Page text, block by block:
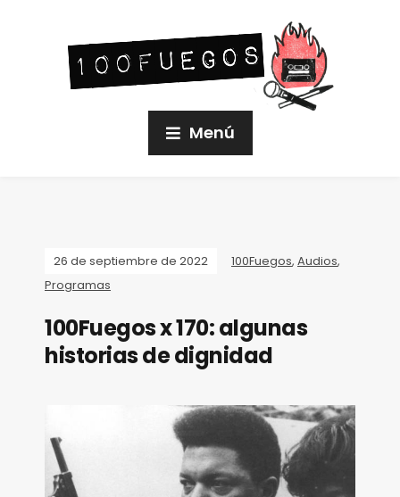
Menú
26 de septiembre de 2022 100Fuegos, Audios,
Programas
100Fuegos x 170: algunas
historias de dignidad